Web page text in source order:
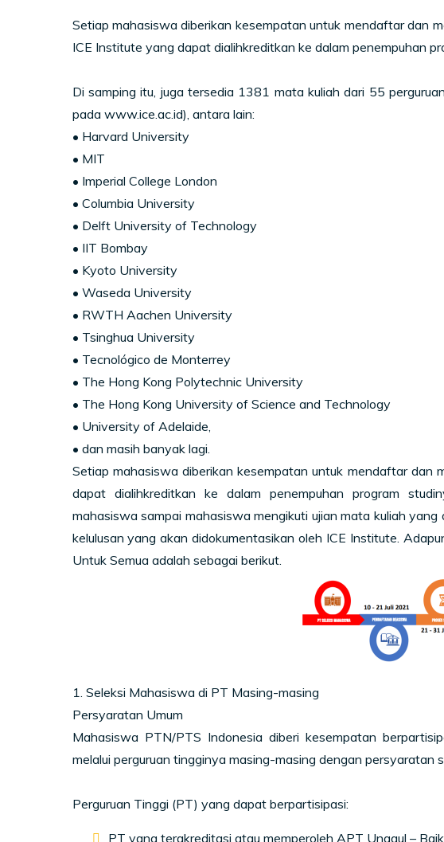
Setiap mahasiswa diberikan kesempatan untuk mendaftar dan
ICE Institute yang dapat dialihkreditkan ke dalam penempuhan
Di samping itu, juga tersedia 1381 mata kuliah dari 55
pada www.ice.ac.id), antara lain:
• Harvard University
• MIT
• Imperial College London
• Columbia University
• Delft University of Technology
• IIT Bombay
• Kyoto University
• Waseda University
• RWTH Aachen University
• Tsinghua University
• Tecnológico de Monterrey
• The Hong Kong Polytechnic University
• The Hong Kong University of Science and Technology
• University of Adelaide,
• dan masih banyak lagi.
Setiap mahasiswa diberikan kesempatan untuk mendaftar dan
dapat dialihkreditkan ke dalam penempuhan program
mahasiswa sampai mahasiswa mengikuti ujian mata kuliah
kelulusan yang akan didokumentasikan oleh ICE Institute.
Untuk Semua adalah sebagai berikut.
1. Seleksi Mahasiswa di PT Masing-masing
Persyaratan Umum
Mahasiswa PTN/PTS Indonesia diberi kesempatan
melalui perguruan tingginya masing-masing dengan persyaratan
Perguruan Tinggi (PT) yang dapat berpartisipasi:
PT yang terakreditasi atau memperoleh APT Unggul –